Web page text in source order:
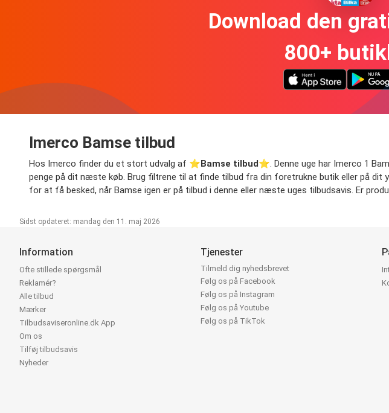
Download den
800+
Imerco Bamse tilbud
Hos Imerco finder du et stort udvalg af ⭐️Bamse tilbud⭐️. Denne uge har Imerco 1
penge på dit næste køb. Brug filtrene til at finde tilbud fra din foretrukne butik eller på dit
for at få besked, når Bamse igen er på tilbud i denne eller næste uges tilbudsavis. Er
Sidst opdateret: mandag den 11. maj 2026
Information
Ofte stillede spørgsmål
Reklamér?
Alle tilbud
Mærker
Tilbudsaviseronline.dk App
Om os
Tilføj tilbudsavis
Nyheder
Tjenester
Tilmeld dig nyhedsbrevet
Følg os på Facebook
Følg os på Instagram
Følg os på Youtube
Følg os på TikTok